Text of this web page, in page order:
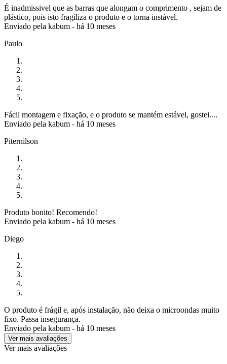
É inadmissivel que as barras que alongam o comprimento , sejam de
plástico, pois isto fragiliza o produto e o torna instável.
Enviado pela kabum - há 10 meses
Paulo
Fácil montagem e fixação, e o produto se mantém estável, gostei....
Enviado pela kabum - há 10 meses
Piternilson
Produto bonito! Recomendo!
Enviado pela kabum - há 10 meses
Diego
O produto é frágil e, após instalação, não deixa o microondas muito
fixo. Passa insegurança.
Enviado pela kabum - há 10 meses
Ver mais avaliações
Ver mais avaliações